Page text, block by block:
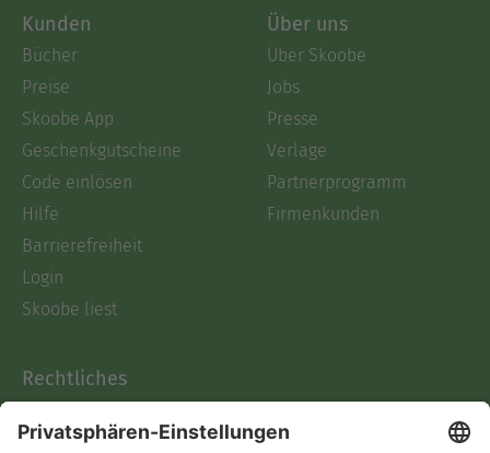
Kunden
Bücher
Preise
Skoobe App
Geschenkgutscheine
Code einlösen
Hilfe
Barrierefreiheit
Login
Skoobe liest
Über uns
Über Skoobe
Jobs
Presse
Verlage
Partnerprogramm
Firmenkunden
Rechtliches
AGB